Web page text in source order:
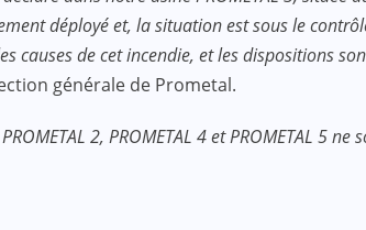
déployé et, la situation est sous le
causes de cet incendie, et les dispositions
générale de Prometal.
2, PROMETAL 4 et PROMETAL